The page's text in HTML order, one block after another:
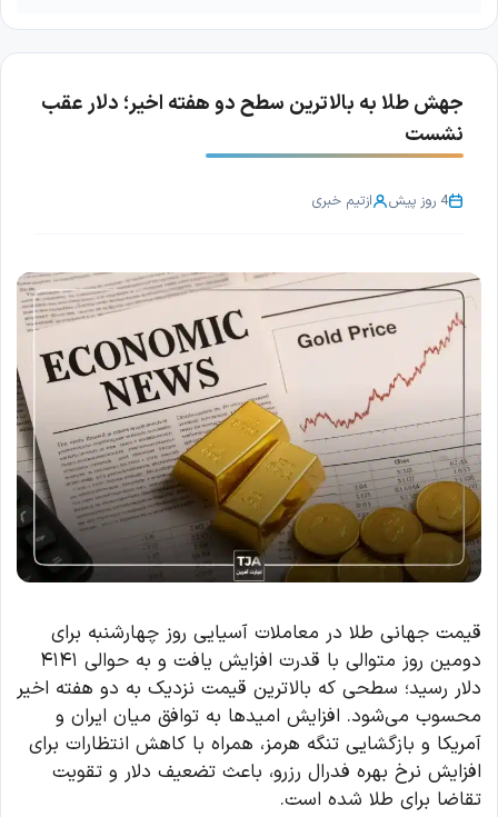
جهش طلا به بالاترین سطح دو هفته اخیر؛ دلار عقب
نشست
4 روز پیش ازتیم خبری
قیمت جهانی طلا در معاملات آسیایی روز چهارشنبه برای
دومین روز متوالی با قدرت افزایش یافت و به حوالی ۴۱۴۱
دلار رسید؛ سطحی که بالاترین قیمت نزدیک به دو هفته اخیر
محسوب می‌شود. افزایش امیدها به توافق میان ایران و
آمریکا و بازگشایی تنگه هرمز، همراه با کاهش انتظارات برای
افزایش نرخ بهره فدرال رزرو، باعث تضعیف دلار و تقویت
تقاضا برای طلا شده است.